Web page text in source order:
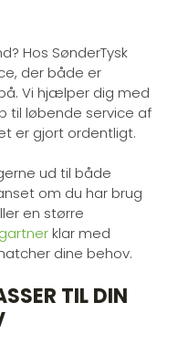
Hos SønderTysk
der både er
Vi hjælper dig med
til løbende service af
er gjort ordentligt.
ud til både
om du har brug
en større
klar med
dine behov.
TIL DIN